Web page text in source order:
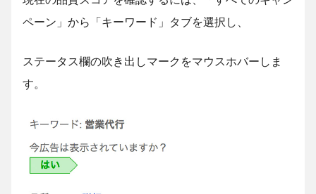
ペーン」から「キーワード」タブを選択し、
ステータス欄の吹き出しマークをマウスホバーしま
す。